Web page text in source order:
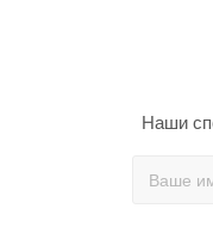
Наши